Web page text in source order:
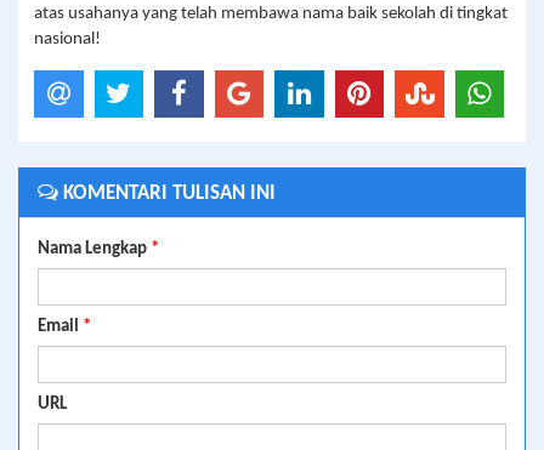
atas usahanya yang telah membawa nama baik sekolah di tingkat
nasional!
KOMENTARI TULISAN INI
Nama Lengkap *
Email *
URL